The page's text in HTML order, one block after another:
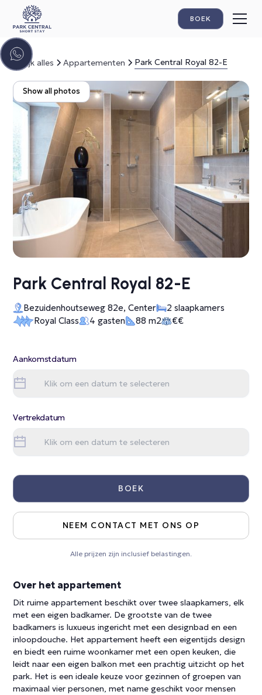
BOEK
Bekijk alles Appartementen Park Central Royal 82-E
Show all photos
Park Central Royal 82-E
Bezuidenhoutseweg 82e, Center
2 slaapkamers
Royal Class
4 gasten 88 m2 €€
Over het appartement
Dit ruime appartement beschikt over twee slaapkamers, elk
met een eigen badkamer. De grootste van de twee
badkamers is luxueus ingericht met een designbad en een
inloopdouche. Het appartement heeft een eigentijds design
en biedt een ruime woonkamer met een open keuken, die
leidt naar een eigen balkon met een prachtig uitzicht op het
park. Het is een ideale keuze voor gezinnen of groepen van
maximaal vier personen, met name geschikt voor mensen
Aankomstdatum
Vertrekdatum
BOEK
NEEM CONTACT MET ONS OP
Alle prijzen zijn inclusief belastingen.